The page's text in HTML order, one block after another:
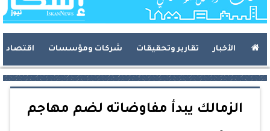
الأخبار تقارير وتحقيقات شركات ومؤسسات اقتصاد
الزمالك يبدأ مفاوضاته لضم مهاجم